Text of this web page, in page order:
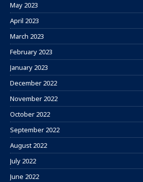
May 2023
April 2023
March 2023
February 2023
January 2023
December 2022
November 2022
October 2022
September 2022
August 2022
July 2022
June 2022